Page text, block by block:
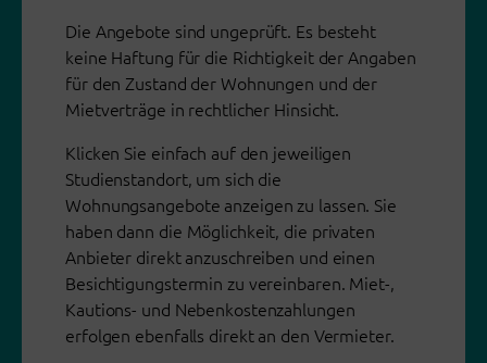
Die Angebote sind ungeprüft. Es besteht
keine Haftung für die Richtigkeit der Angaben
für den Zustand der Wohnungen und der
Mietverträge in rechtlicher Hinsicht.
Klicken Sie einfach auf den jeweiligen
Studienstandort, um sich die
Wohnungsangebote anzeigen zu lassen. Sie
haben dann die Möglichkeit, die privaten
Anbieter direkt anzuschreiben und einen
Besichtigungstermin zu vereinbaren. Miet-,
Kautions- und Nebenkostenzahlungen
erfolgen ebenfalls direkt an den Vermieter.